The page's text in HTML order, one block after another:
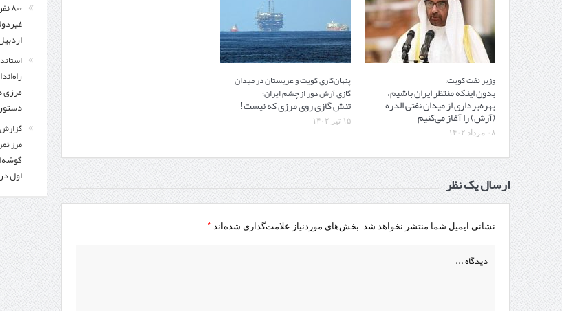
وزیر نفت کویت:
بدون اینکه منتظر ایران باشیم،
بهره‌برداری از میدان نفتی الدره
(آرش) را آغاز می‌کنیم
۰۸ مرداد ۱۴۰۲
پنهان‌کاری کویت و عربستان در میدان
گازی آرش دور از چشم ایران؛
تنش گازی روی مرزی که نیست!
۱۵ تیر ۱۴۰۲
ارسال یک نظر
نشانی ایمیل شما منتشر نخواهد شد. بخش‌های موردنیاز علامت‌گذاری شده‌اند*
مرزی
مرز
اول